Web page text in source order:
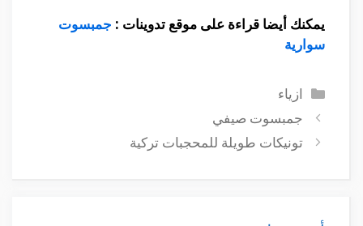
يمكنك أيضا قراءة على موقع تدوينات : جمبسوت
سوارية
التصنيفات
ازياء
جمبسوت صيفي
تونيكات طويلة للمحجبات تركية